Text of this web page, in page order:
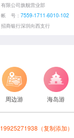
有限公司旗舰营业部
帐 号： 7559-1711-6010-102
招商银行深圳向西支行
周边游 海岛游
19925271938 （复制添加）